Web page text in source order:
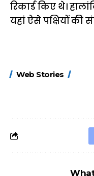
रिकार्ड किए थे।
यहां ऐसे पक्षियों की
Web Stories
FASTag के ये नए